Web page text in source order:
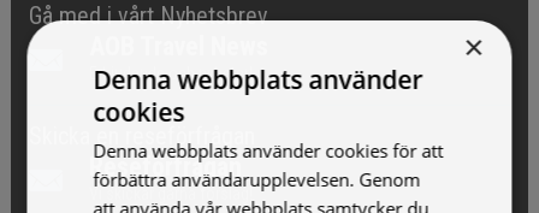
Gå med i vårt Nyhetsbrev
Erbjudande och nyheter!
Skicka en reseförfrågan
Reseförfrågan
×
Denna webbplats använder
cookies
Denna webbplats använder cookies för att
förbättra användarupplevelsen. Genom
att använda vår webbplats samtycker du